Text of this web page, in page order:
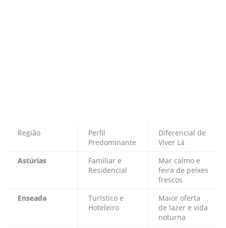
Região
Perfil
Predominante
Diferencial de
Viver Lá
Astúrias
Familiar e
Residencial
Mar calmo e
feira de peixes
frescos
Enseada
Turístico e
Hoteleiro
Maior oferta
de lazer e vida
noturna